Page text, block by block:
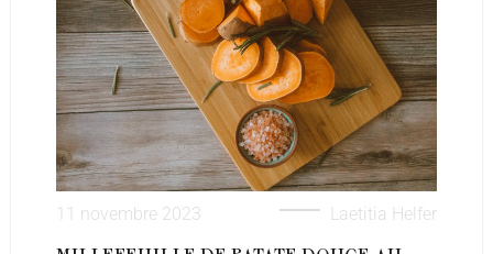
11 novembre 2023 Laetitia Helfer